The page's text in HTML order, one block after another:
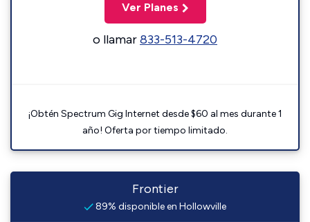
Ver Planes
o llamar833-513-4720
¡Obtén Spectrum Gig Internet desde $60 al mes durante 1
año! Oferta por tiempo limitado.
Frontier
89% disponible en Hollowville